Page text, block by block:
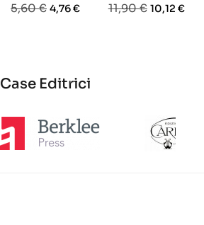
Prezzo
5,60 € Prezzo
4,76 €
Prezzo
11,90 € Prezzo
10,12 €
Case Editrici